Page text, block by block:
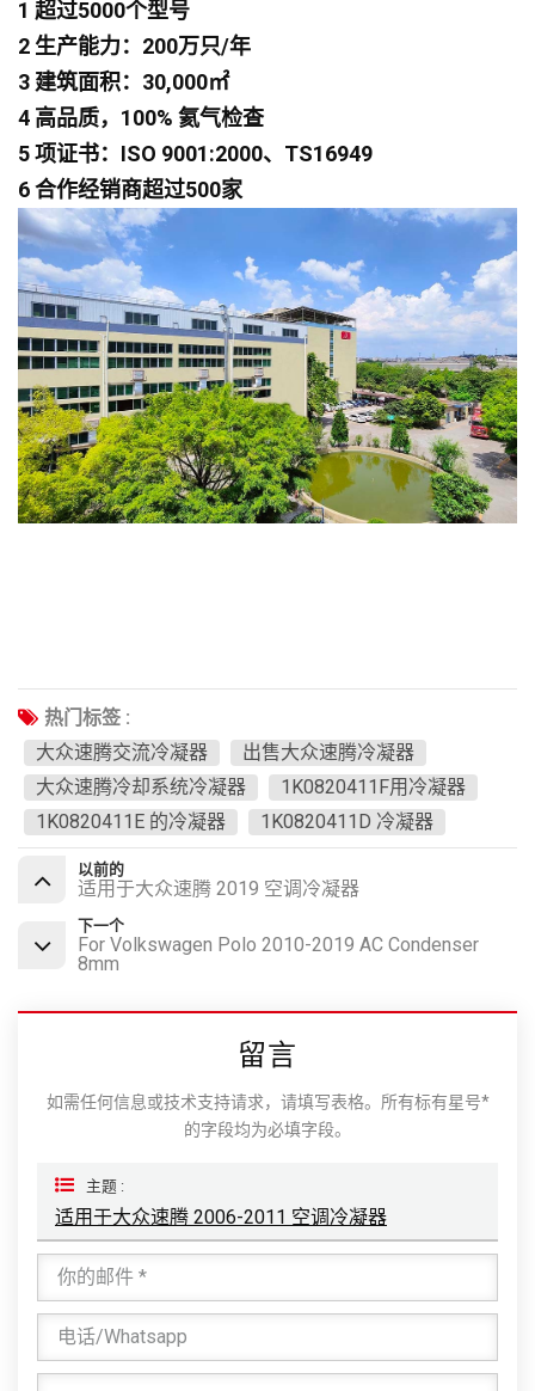
1 超过5000个型号
2 生产能力：200万只/年
3 建筑面积：30,000㎡
4 高品质，100% 氦气检查
5 项证书：ISO 9001:2000、TS16949
6 合作经销商超过500家
热门标签 :
大众速腾交流冷凝器
出售大众速腾冷凝器
大众速腾冷却系统冷凝器
1K0820411F用冷凝器
1K0820411E 的冷凝器
1K0820411D 冷凝器
以前的
适用于大众速腾 2019 空调冷凝器
下一个
For Volkswagen Polo 2010-2019 AC Condenser
8mm
留言
如需任何信息或技术支持请求，请填写表格。所有标有星号*
的字段均为必填字段。
主题 :
适用于大众速腾 2006-2011 空调冷凝器